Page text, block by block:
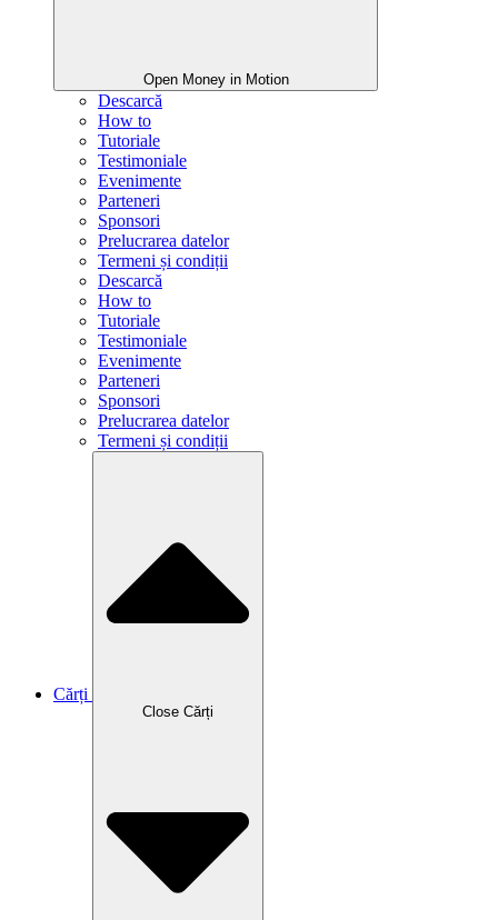
Open Money in Motion
Descarcă
How to
Tutoriale
Testimoniale
Evenimente
Parteneri
Sponsori
Prelucrarea datelor
Termeni și condiții
Descarcă
How to
Tutoriale
Testimoniale
Evenimente
Parteneri
Sponsori
Prelucrarea datelor
Termeni și condiții
Cărți
Close Cărți